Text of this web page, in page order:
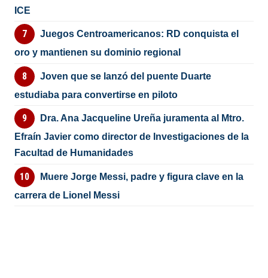
ICE
Juegos Centroamericanos: RD conquista el
oro y mantienen su dominio regional
Joven que se lanzó del puente Duarte
estudiaba para convertirse en piloto
Dra. Ana Jacqueline Ureña juramenta al Mtro.
Efraín Javier como director de Investigaciones de la
Facultad de Humanidades
Muere Jorge Messi, padre y figura clave en la
carrera de Lionel Messi